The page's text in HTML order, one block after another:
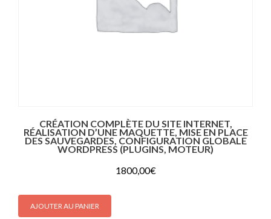
CRÉATION COMPLÈTE DU SITE INTERNET,
RÉALISATION D’UNE MAQUETTE, MISE EN PLACE
DES SAUVEGARDES, CONFIGURATION GLOBALE
WORDPRESS (PLUGINS, MOTEUR)
1800,00€
AJOUTER AU PANIER